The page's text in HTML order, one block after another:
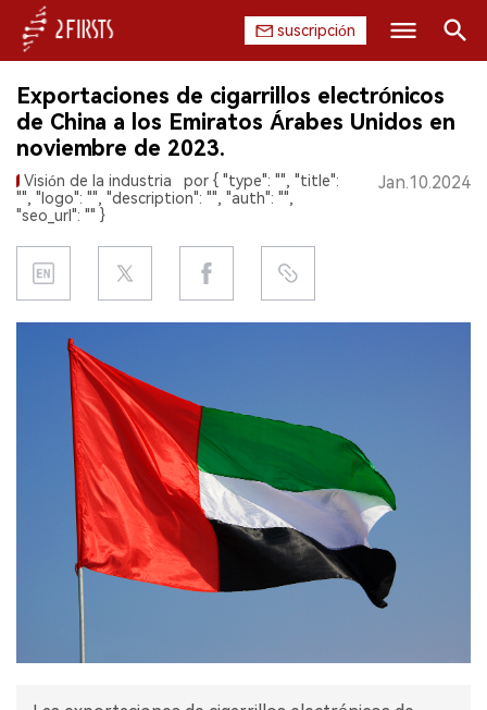
suscripción
INICIO
EMPRESA
PRODUCTO
REGULACIÓN
CHINA
DATOS
EXPOSICIÓN
ENTREVISTA
Buscar
Exportaciones de cigarrillos electrónicos
de China a los Emiratos Árabes Unidos en
noviembre de 2023.
Visión de la industria
por { "type": "", "title":
"", "logo": "", "description": "", "auth": "",
"seo_url": "" }
Jan.10.2024